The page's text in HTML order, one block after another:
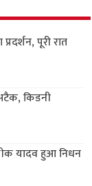
पूरी रात
किडनी
यादव हुआ निधन